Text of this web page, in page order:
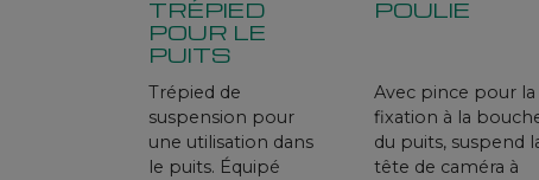
TRÉPIED
POUR LE
PUITS
Trépied de
suspension pour
une utilisation dans
le puits. Équipé
POULIE
Avec pince pour la
fixation à la
du puits, suspend
tête de caméra à